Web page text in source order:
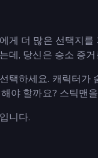
게 더 많은 선택지
데, 당신은 승소 증
택하세요. 캐릭터가
야 할까요? 스틱맨
니다.